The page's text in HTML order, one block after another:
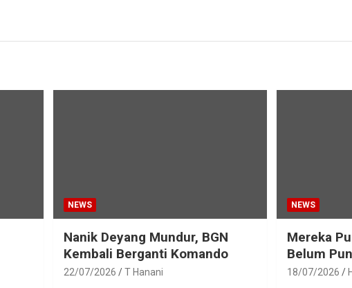
NEWS
Nanik Deyang Mundur, BGN
Kembali Berganti Komando
22/07/2026 T Hanani
NEWS
Mereka
Belum
18/07/2026